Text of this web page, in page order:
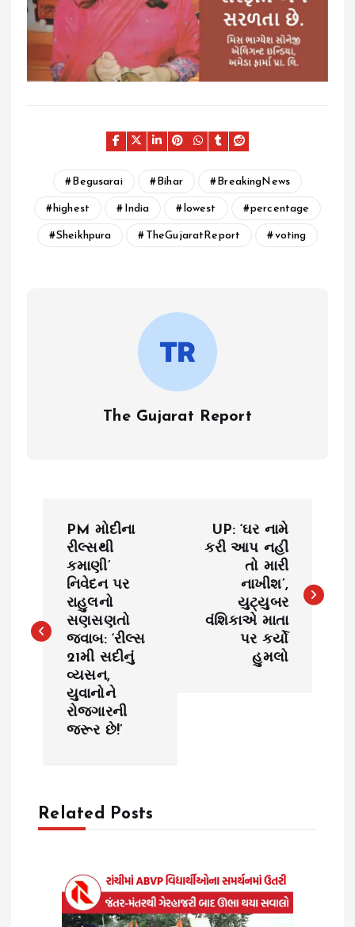
Begusarai Bihar BreakingNews
highest India lowest percentage
Sheikhpura TheGujaratReport voting
The Gujarat Report
t
g
PM મોદીના
રીલ્સથી
કમાણી’
નિવેદન પર
રાહુલનો
સણસણતો
જવાબ: ‘રીલ્સ
21મી સદીનું
વ્યસન,
યુવાનોને
રોજગારની
જરૂર છે!’
UP: ‘ઘર નામે
કરી આપ નહીં
તો મારી
નાખીશ’,
યુટ્યુબર
વંશિકાએ માતા
પર કર્યો
હુમલો
Related Posts